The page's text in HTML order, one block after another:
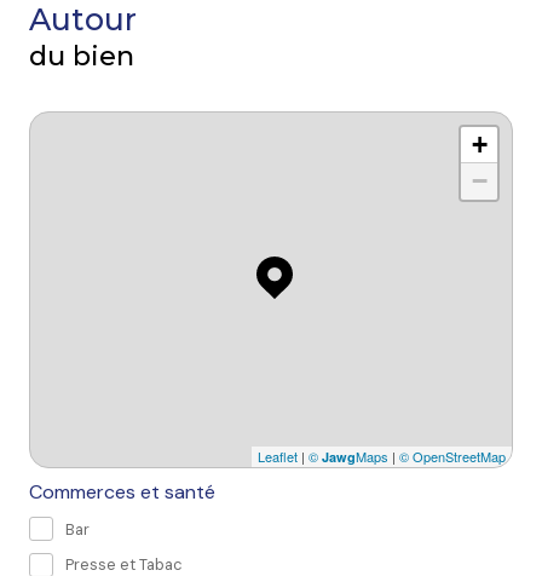
Autour
du bien
+
−
Leaflet | © JawgMaps | © OpenStreetMap
Commerces et santé
Bar
Presse et Tabac